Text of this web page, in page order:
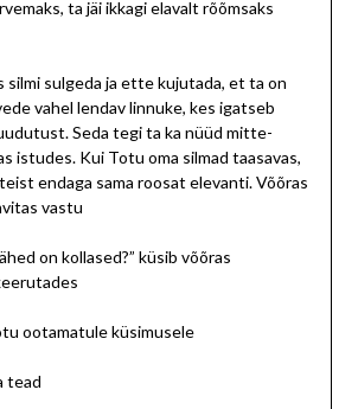
ta jäi ikkagi elavalt rõõmsaks
silmi sulgeda ja ette kujutada, et ta on
vahel lendav linnuke, kes igatseb
Seda tegi ta ka nüüd mitte-
istudes. Kui Totu oma silmad taasavas,
endaga sama roosat elevanti. Võõras
vastu
on kollased?” küsib võõras
ootamatule küsimusele
tead